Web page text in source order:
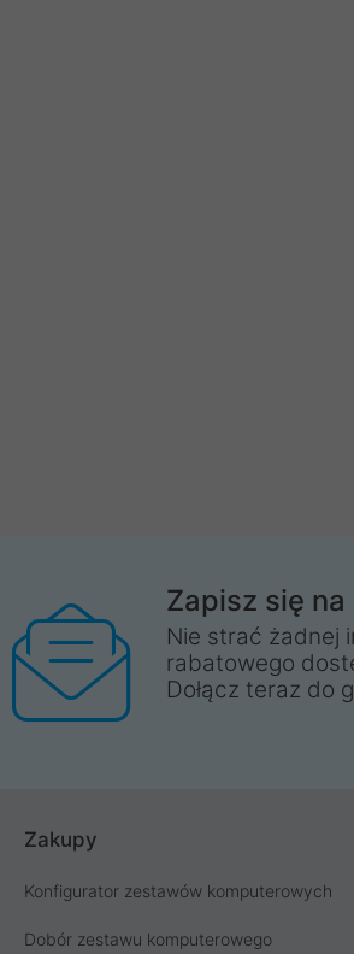
Zapisz się na
Nie strać żadnej
rabatowego
Dołącz teraz do
Zakupy
Konfigurator zestawów komputerowych
Dobór zestawu komputerowego